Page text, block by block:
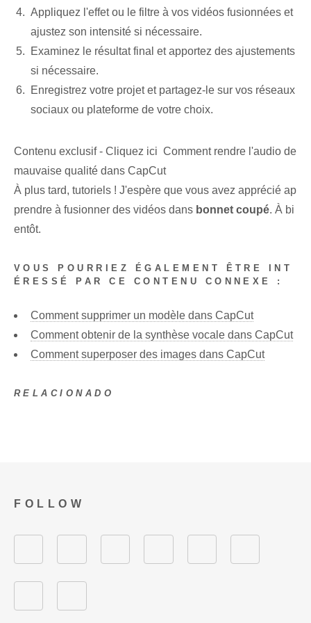
Appliquez l'effet ou le filtre à vos vidéos fusionnées et
ajustez son intensité si nécessaire.
Examinez le résultat final et apportez des ajustements
si nécessaire.
Enregistrez votre projet et partagez-le sur vos réseaux
sociaux ou plateforme de votre choix.
Contenu exclusif - Cliquez ici Comment rendre l'audio de
mauvaise qualité dans CapCut
À plus tard, tutoriels ! J'espère que vous avez apprécié ap
prendre à fusionner des vidéos dans bonnet coupé. À bi
entôt.
VOUS POURRIEZ ÉGALEMENT ÊTRE INT
ÉRESSÉ PAR CE CONTENU CONNEXE :
Comment supprimer un modèle dans CapCut
Comment obtenir de la synthèse vocale dans CapCut
Comment superposer des images dans CapCut
RELACIONADO
FOLLOW